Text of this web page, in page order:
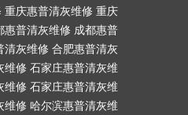
重庆惠普清灰维修 重庆
惠普清灰维修 成都惠普
清灰维修 合肥惠普清灰
维修 石家庄惠普清灰维
维修 石家庄惠普清灰维
维修 哈尔滨惠普清灰维